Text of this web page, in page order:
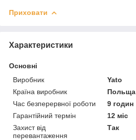
Приховати
Характеристики
Основні
Виробник
Yato
Країна виробник
Польща
Час безперервної роботи
9 годин
Гарантійний термін
12 міс
Захист від
перевантаження
Так